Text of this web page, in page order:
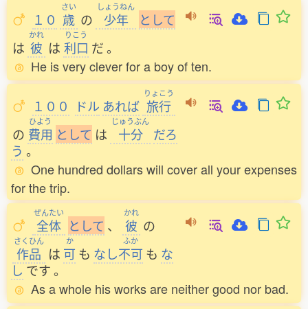
１０
さい
歳 の
しょうねん
少年 と して
は
かれ
彼 は
りこう
利口 だ。
He is very clever for a boy of ten.
１００ ドル あれば
りょこう
旅行
の
ひよう
費用 と して は
じゅうぶん
十分
だろ
う 。
One hundred dollars will cover all your expenses
for the trip.
ぜんたい
全体 と して 、
かれ
彼 の
さくひん
作品 は
か
可 も なし
ふか
不可 も な
し です。
As a whole his works are neither good nor bad.